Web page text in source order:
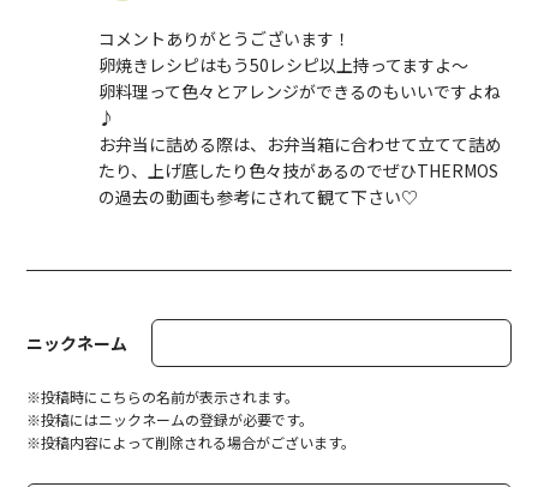
コメントありがとうございます！
卵焼きレシピはもう50レシピ以上持ってますよ〜
卵料理って色々とアレンジができるのもいいですよね
♪
お弁当に詰める際は、お弁当箱に合わせて立てて詰め
たり、上げ底したり色々技があるのでぜひTHERMOS
の過去の動画も参考にされて観て下さい♡
ニックネーム
※投稿時にこちらの名前が表示されます。
※投稿にはニックネームの登録が必要です。
※投稿内容によって削除される場合がございます。